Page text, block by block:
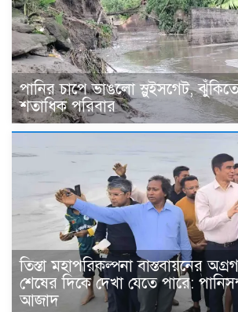
পানির চাপে ভাঙলো স্লুইসগেট,
শতাধিক পরিবার
তিস্তা মহাপরিকল্পনা বাস্তবায়নের
শেষের দিকে দেখা যেতে পারে:
আজাদ